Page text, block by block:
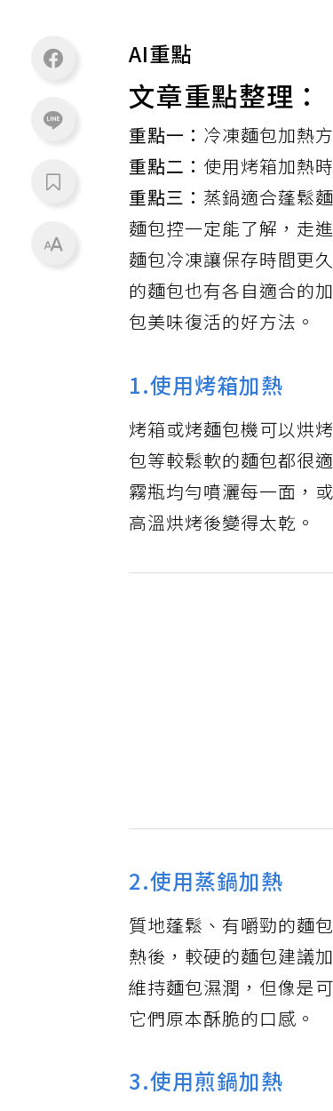
AI重點
文章重點整理：
重點一： 冷凍麵包加熱
重點二： 使用烤箱加熱
重點三： 蒸鍋適合蓬鬆
麵包控一定能了解，走
麵包冷凍讓保存時間更
的麵包也有各自適合的
包美味復活的好方法。
1.使用烤箱加熱
烤箱或烤麵包機可以烘
包等較鬆軟的麵包都很
霧瓶均勻噴灑每一面，
高溫烘烤後變得太乾。
2.使用蒸鍋加熱
質地蓬鬆、有嚼勁的麵
熱後，較硬的麵包建議
維持麵包濕潤，但像是
它們原本酥脆的口感。
3.使用煎鍋加熱